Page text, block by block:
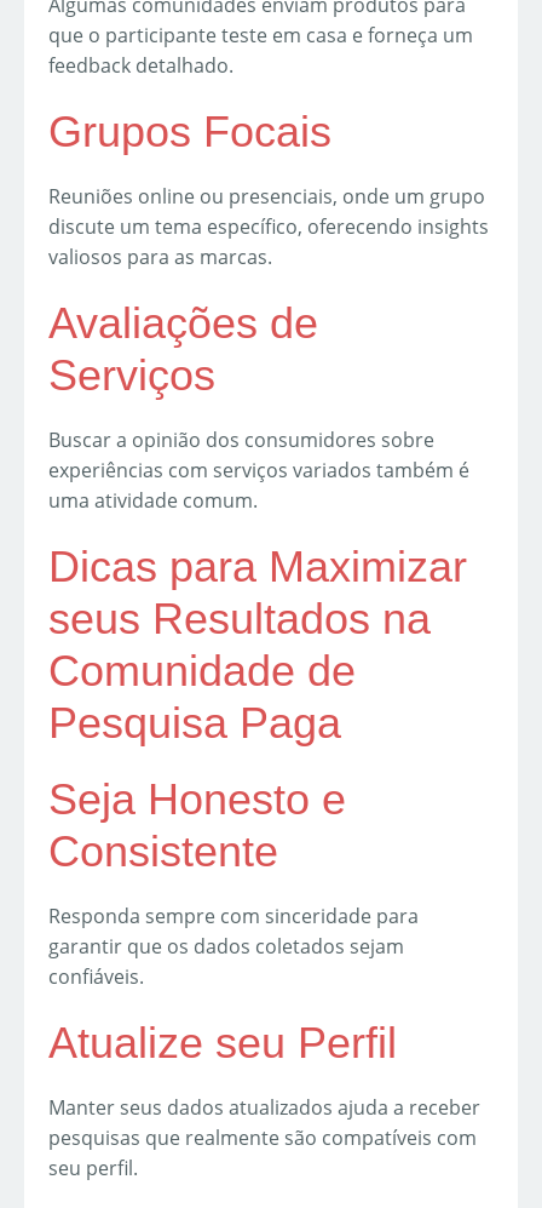
que o participante teste em casa e forneça um
feedback detalhado.
Grupos Focais
Reuniões online ou presenciais, onde um grupo
discute um tema específico, oferecendo insights
valiosos para as marcas.
Avaliações de
Serviços
Buscar a opinião dos consumidores sobre
experiências com serviços variados também é
uma atividade comum.
Dicas para Maximizar
seus Resultados na
Comunidade de
Pesquisa Paga
Seja Honesto e
Consistente
Responda sempre com sinceridade para
garantir que os dados coletados sejam
confiáveis.
Atualize seu Perfil
Manter seus dados atualizados ajuda a receber
pesquisas que realmente são compatíveis com
seu perfil.